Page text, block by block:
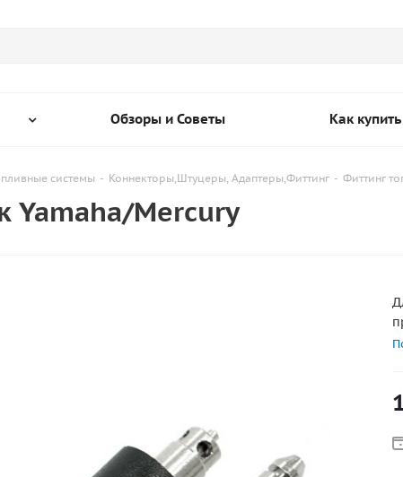
Обзоры и Советы Как купить
системы - Коннекторы,Штуцеры, Адаптеры,Фиттинг - Фиттинг
Yamaha/Mercury